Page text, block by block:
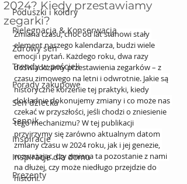
Poduszki i kołdry
Pielęgnacja & Konserwacja
Zdrowy sen
Trendy w pościeli
Porady zakupowe
Sen dziecka
Sennik
Inspiracje
Inspiracje dla domu
Prezenty
2024? Kiedy przestawiamy
zegarki?
Zmiana czasu, choć od lat stanowi stały
element naszego kalendarza, budzi wiele
emocji i pytań. Każdego roku, dwa razy
doświadczamy przestawienia zegarków – z
czasu zimowego na letni i odwrotnie. Jakie są
historyczne korzenie tej praktyki, kiedy
dokładnie dokonujemy zmiany i co może nas
czekać w przyszłości, jeśli chodzi o zniesienie
tego mechanizmu? W tej publikacji
przyjrzymy się zarówno aktualnym datom
zmiany czasu w 2024 roku, jak i jej genezie,
rozważając, czy zmiana ta pozostanie z nami
na dłużej, czy może niedługo przejdzie do
historii.